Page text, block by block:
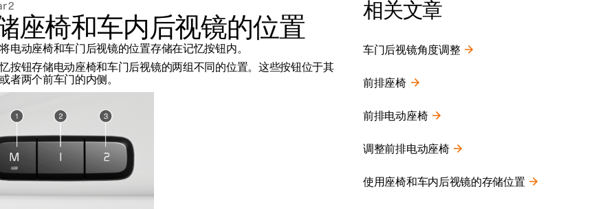
新闻简报
新窗口中打开）
2
座椅和车内后视镜的位置
电动座椅和车门后视镜的位置存储在记忆按钮内。
按钮存储电动座椅和车门后视镜的两组不同的位置。这些按钮位于其
者两个前车门的内侧。
相关文章
车门后视镜角度调整
前排座椅
前排电动座椅
调整前排电动座椅
使用座椅和车内后视镜的存储位置